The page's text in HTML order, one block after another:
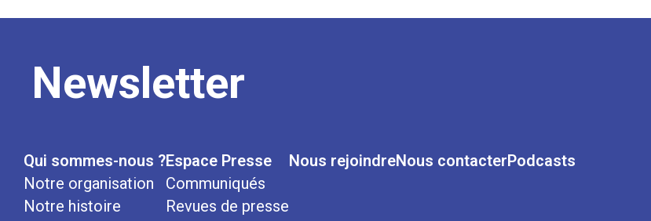
Newsletter
Qui sommes-nous ?
Notre organisation
Notre histoire
Espace Presse
Communiqués
Revues de presse
Nous rejoindreNous contacterPodcasts